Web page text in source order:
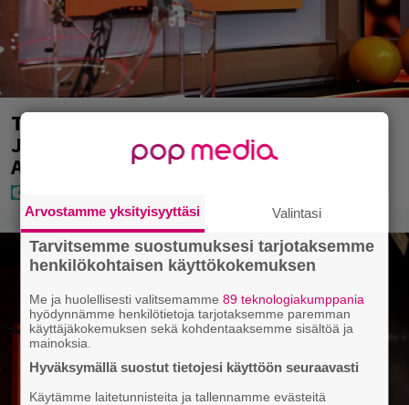
Täällä pelattiin lauantain Loton ja
Jokerin isot rahat – Tokmannilla,
ABC:lla, netissä…
Arvostamme yksityisyyttäsi Valintasi
Tarvitsemme suostumuksesi tarjotaksemme
henkilökohtaisen käyttökokemuksen
Me ja huolellisesti valitsemamme89 teknologiakumppania
hyödynnämme henkilötietoja tarjotaksemme paremman
käyttäjäkokemuksen sekä kohdentaaksemme sisältöä ja
mainoksia.
Hyväksymällä suostut tietojesi käyttöön seuraavasti
Käytämme laitetunnisteita ja tallennamme evästeitä